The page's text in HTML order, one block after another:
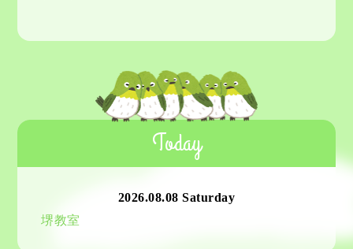
Today
2026.08.08 Saturday
堺教室